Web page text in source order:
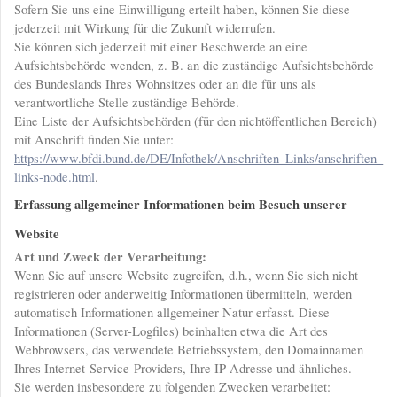
Sofern Sie uns eine Einwilligung erteilt haben, können Sie diese
jederzeit mit Wirkung für die Zukunft widerrufen.
Sie können sich jederzeit mit einer Beschwerde an eine
Aufsichtsbehörde wenden, z. B. an die zuständige Aufsichtsbehörde
des Bundeslands Ihres Wohnsitzes oder an die für uns als
verantwortliche Stelle zuständige Behörde.
Eine Liste der Aufsichtsbehörden (für den nichtöffentlichen Bereich)
mit Anschrift finden Sie unter:
https://www.bfdi.bund.de/DE/Infothek/Anschriften_Links/anschriften_
links-node.html.
Erfassung allgemeiner Informationen beim Besuch unserer
Website
Art und Zweck der Verarbeitung:
Wenn Sie auf unsere Website zugreifen, d.h., wenn Sie sich nicht
registrieren oder anderweitig Informationen übermitteln, werden
automatisch Informationen allgemeiner Natur erfasst. Diese
Informationen (Server-Logfiles) beinhalten etwa die Art des
Webbrowsers, das verwendete Betriebssystem, den Domainnamen
Ihres Internet-Service-Providers, Ihre IP-Adresse und ähnliches.
Sie werden insbesondere zu folgenden Zwecken verarbeitet: